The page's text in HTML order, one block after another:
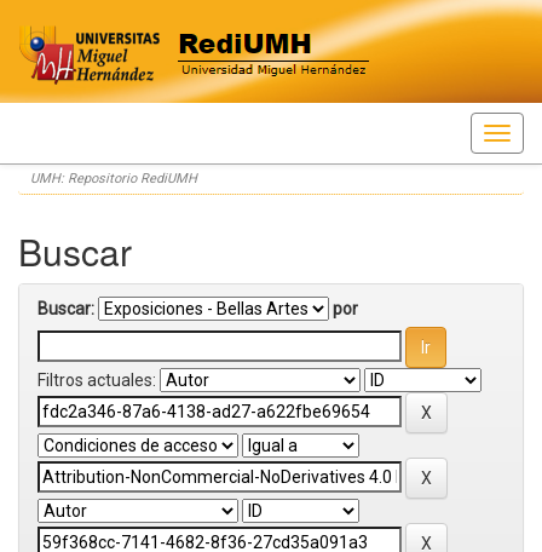
Skip
navigation
UMH: Repositorio RediUMH
Buscar
Buscar: por
Filtros actuales: